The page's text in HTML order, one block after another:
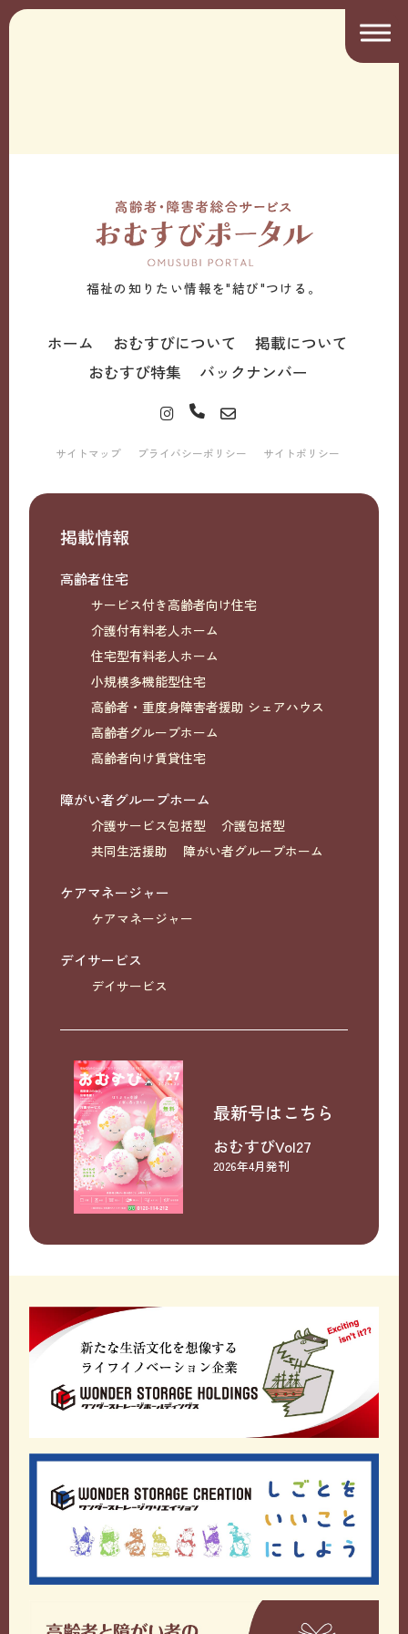
福祉の知りたい情報を"結び"つける。
ホーム おむすびについて
掲載について
おむすび特集
バックナンバー
サイトマップ プライバシーポリシー サイトポリシー
掲載情報
高齢者住宅
サービス付き高齢者向け住宅
介護付有料老人ホーム
住宅型有料老人ホーム
小規模多機能型住宅
高齢者・重度身障害者援助 シェアハウス
高齢者グループホーム
高齢者向け賃貸住宅
障がい者グループホーム
介護サービス包括型
介護包括型
共同生活援助
障がい者グループホーム
ケアマネージャー
ケアマネージャー
デイサービス
デイサービス
最新号はこちら
おむすびVol27
2026年4月発刊